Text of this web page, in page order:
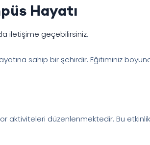
Hayatı
iletişime geçebilirsiniz.
sahip bir şehirdir. Eğitiminiz
aktiviteleri düzenlenmektedir. Bu